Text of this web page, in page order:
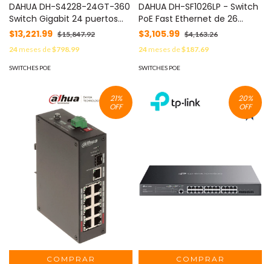
DAHUA DH-S4228-24GT-360
Switch Gigabit 24 puertos
Administrable/ capa 2/ 2
Puertos Hi-PoE/ Redundancia
de red: STP/ RSTP/
Transmisión de larga
$13,221.99 $15,847.92
24meses de$798.99
SWITCHES POE
DAHUA DH-SF1026LP - Switch
PoE Fast Ethernet de 26
Puertos/ Hasta 190 Watts
Totales/ 24 Puertos PoE
10/100/ 2 Puertos Uplink
10/100/1000/ Switching 8.8
IEEE802.3at; Hi-PoE/ PoE
Hasta 250 Metros/ #LoNuevo
$3,105.99 $4,163.26
24meses de$187.69
SWITCHES POE
21%
OFF
20%
OFF